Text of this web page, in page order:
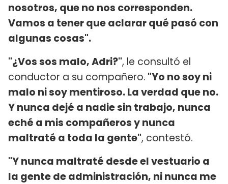
nosotros, que no nos corresponden.
Vamos a tener que aclarar qué pasó con
algunas cosas".
"¿Vos sos malo, Adri?", le consultó el
conductor a su compañero. "Yo no soy ni
malo ni soy mentiroso. La verdad que no.
Y nunca dejé a nadie sin trabajo, nunca
eché a mis compañeros y nunca
maltraté a toda la gente", contestó.
"Y nunca maltraté desde el vestuario a
la gente de administración, ni nunca me